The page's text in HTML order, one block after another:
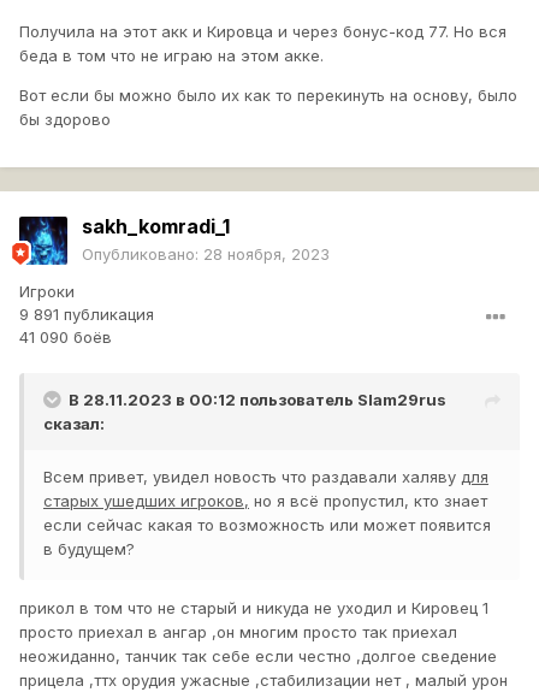
Получила на этот акк и Кировца и через бонус-код 77. Но вся
беда в том что не играю на этом акке.
Вот если бы можно было их как то перекинуть на основу, было
бы здорово
sakh_komradi_1
Опубликовано: 28 ноября, 2023
Игроки
9 891 публикация
41 090 боёв
В 28.11.2023 в 00:12 пользователь Slam29rus
сказал:
Всем привет, увидел новость что раздавали халяву для
старых ушедших игроков, но я всё пропустил, кто знает
если сейчас какая то возможность или может появится
в будущем?
прикол в том что не старый и никуда не уходил и Кировец 1
просто приехал в ангар ,он многим просто так приехал
неожиданно, танчик так себе если честно ,долгое сведение
прицела ,ттх орудия ужасные ,стабилизации нет , малый урон